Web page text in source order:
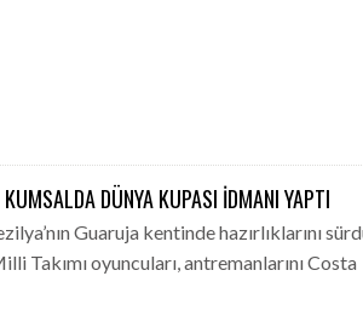
DÜNYA KUPASI IDMANI YAPTI
Guaruja kentinde hazırlıklarını
Takımı oyuncuları, antremanlarını Costa